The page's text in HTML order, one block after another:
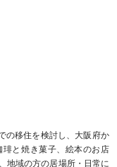
の移住を検討し、大阪府か
と焼き菓子、絵本のお店
地域の方の居場所・日常に